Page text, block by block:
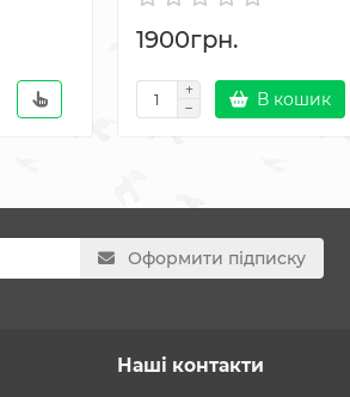
1900грн.
В кошик
Оформити підписку
Наші контакти